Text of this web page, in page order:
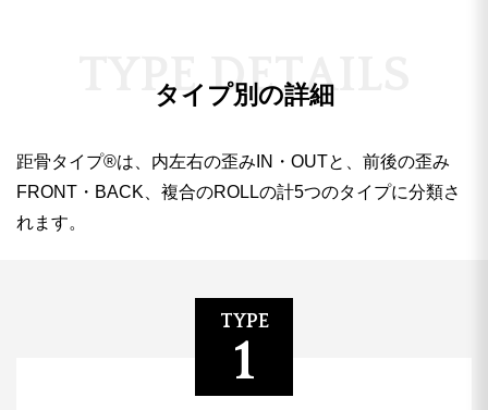
タイプ別の詳細
PE DETA
距骨タイプ®︎は、内左右の歪みIN・OUTと、前後の歪み
FRONT・BACK、複合のROLLの計5つのタイプに分類さ
れます。
TYPE
1